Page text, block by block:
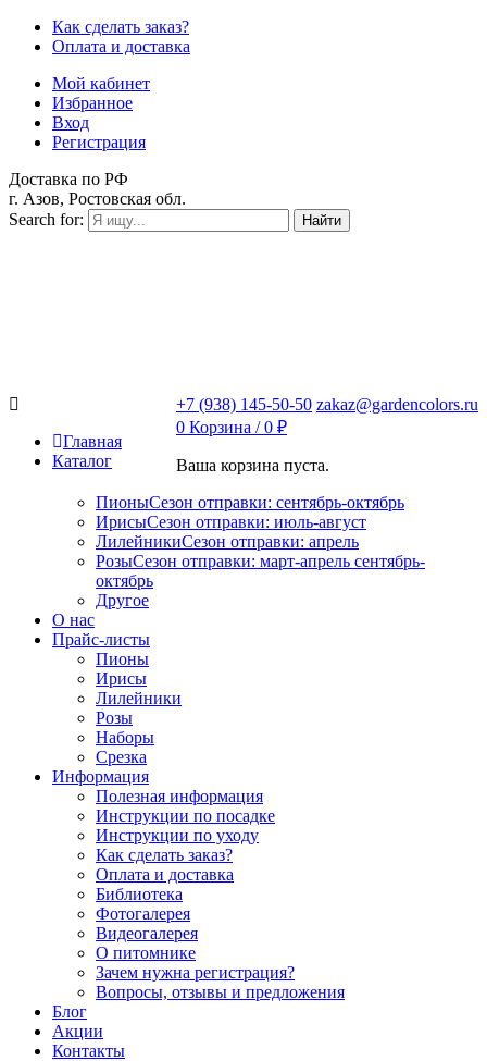
Как сделать заказ?
Оплата и доставка
Мой кабинет
Избранное
Вход
Регистрация
Доставка по РФ
г. Азов, Ростовская обл.
Search for:
Найти
+7 (938) 145-50-50 zakaz@gardencolors.ru
0 Корзина /0 ₽
Ваша корзина пуста.
Главная
Каталог
ПионыСезон отправки: сентябрь-октябрь
ИрисыСезон отправки: июль-август
ЛилейникиСезон отправки: апрель
РозыСезон отправки: март-апрель сентябрь-
октябрь
Другое
О нас
Прайс-листы
Пионы
Ирисы
Лилейники
Розы
Наборы
Срезка
Информация
Полезная информация
Инструкции по посадке
Инструкции по уходу
Как сделать заказ?
Оплата и доставка
Библиотека
Фотогалерея
Видеогалерея
О питомнике
Зачем нужна регистрация?
Вопросы, отзывы и предложения
Блог
Акции
Контакты